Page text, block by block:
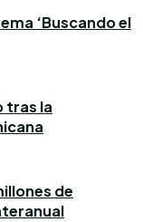
‘Buscando el
tras la
de